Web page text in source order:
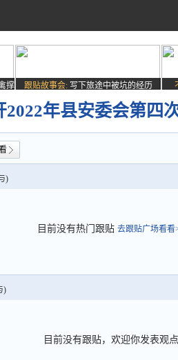
撑
跟贴故事会: 写下旅途中被坑的经历
2022年县安委会第四
)
目前没有热门跟贴 去跟贴广场看看
)
目前没有跟贴，欢迎你发表观点